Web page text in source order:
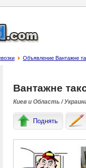
Объявление Вантажне
Вантажне
Киев и Область /
Поднять